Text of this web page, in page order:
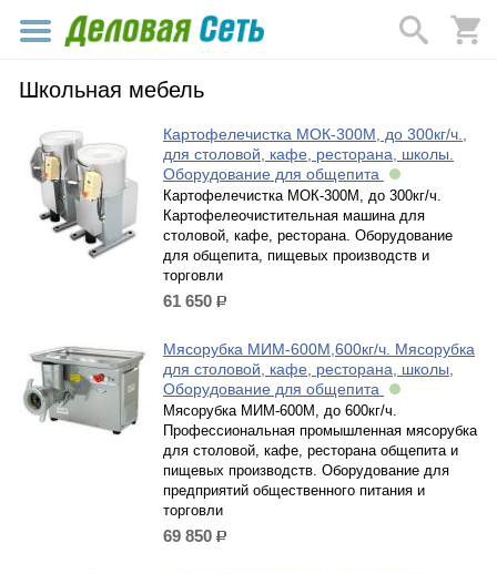
Школьная мебель
Картофелечистка МОК-300М, до 300кг/ч.,
для столовой, кафе, ресторана, школы.
Оборудование для общепита
Картофелечистка МОК-300М, до 300кг/ч.
Картофелеочистительная машина для
столовой, кафе, ресторана. Оборудование
для общепита, пищевых производств и
торговли
61 650 р.
Мясорубка МИМ-600М,600кг/ч. Мясорубка
для столовой, кафе, ресторана, школы,
Оборудование для общепита
Мясорубка МИМ-600М, до 600кг/ч.
Профессиональная промышленная мясорубка
для столовой, кафе, ресторана общепита и
пищевых производств. Оборудование для
предприятий общественного питания и
торговли
69 850 р.